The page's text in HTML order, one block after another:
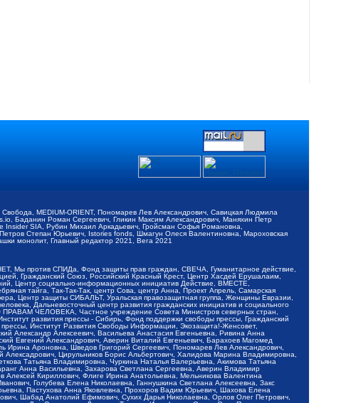
MEDIUM-ORIENT, Пономарев Лев Александрович, Савицкая Людмила
Баданин Роман Сергеевич, Гликин Максим Александрович, Маняхин Петр
SIA, Рубин Михаил Аркадьевич, Гройсман Софья Романовна,
Степан Юрьевич, Istories fonds, Шмагун Олеся Валентиновна, Мароховская
монолит, Главный редактор 2021, Вега 2021
Мы против СПИДа, Фонд защиты прав граждан, СВЕЧА, Гуманитарное действие,
Гражданский Союз, Российский Красный Крест, Центр Хасдей Ерушалаим,
Центр социально-информационных инициатив Действие, ВМЕСТЕ,
тайга, Так-Так-Так, центр Сова, центр Анна, Проект Апрель, Самарская
Центр защиты СИБАЛЬТ, Уральская правозащитная группа, Женщины Евразии,
Дальневосточный центр развития гражданских инициатив и социального
ПРАВАМ ЧЕЛОВЕКА, Частное учреждение Совета Министров северных стран,
развития прессы - Сибирь, Фонд поддержки свободы прессы, Гражданский
Институт Развития Свободы Информации, Экозащита!-Женсовет,
Александр Алексеевич, Васильева Анастасия Евгеньевна, Ривина Анна
Евгений Александрович, Аверин Виталий Евгеньевич, Барахоев Магомед
Ароновна, Шведов Григорий Сергеевич, Пономарев Лев Александрович,
Цирульников Борис Альбертович, Халидова Марина Владимировна,
Татьяна Владимировна, Чуркина Наталья Валерьевна, Акимова Татьяна
Анна Васильевна, Захарова Светлана Сергеевна, Аверин Владимир
Кириллович, Флиге Ирина Анатольевна, Мельникова Валентина
Голубева Елена Николаевна, Ганнушкина Светлана Алексеевна, Закс
Пастухова Анна Яковлевна, Прохоров Вадим Юрьевич, Шахова Елена
Шабад Анатолий Ефимович, Сухих Дарья Николаевна, Орлов Олег Петрович,